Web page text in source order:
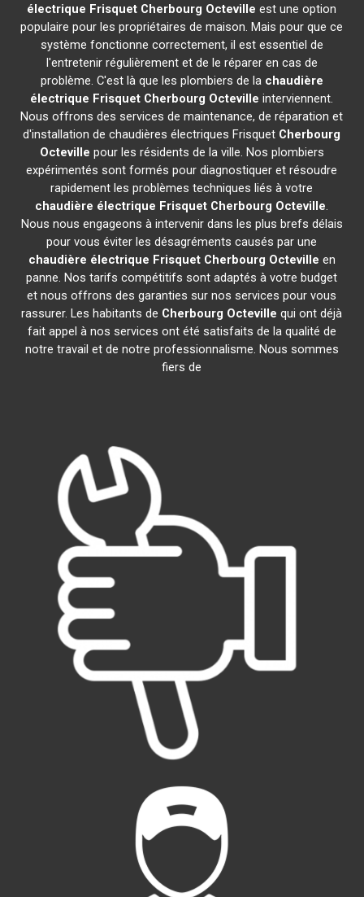
électrique Frisquet Cherbourg Octeville est une option
populaire pour les propriétaires de maison. Mais pour que ce
système fonctionne correctement, il est essentiel de
l'entretenir régulièrement et de le réparer en cas de
problème. C'est là que les plombiers de la chaudière
électrique Frisquet Cherbourg Octeville interviennent.
Nous offrons des services de maintenance, de réparation et
d'installation de chaudières électriques Frisquet Cherbourg
Octeville pour les résidents de la ville. Nos plombiers
expérimentés sont formés pour diagnostiquer et résoudre
rapidement les problèmes techniques liés à votre
chaudière électrique Frisquet Cherbourg Octeville.
Nous nous engageons à intervenir dans les plus brefs délais
pour vous éviter les désagréments causés par une
chaudière électrique Frisquet Cherbourg Octeville en
panne. Nos tarifs compétitifs sont adaptés à votre budget
et nous offrons des garanties sur nos services pour vous
rassurer. Les habitants de Cherbourg Octeville qui ont déjà
fait appel à nos services ont été satisfaits de la qualité de
notre travail et de notre professionnalisme. Nous sommes
fiers de